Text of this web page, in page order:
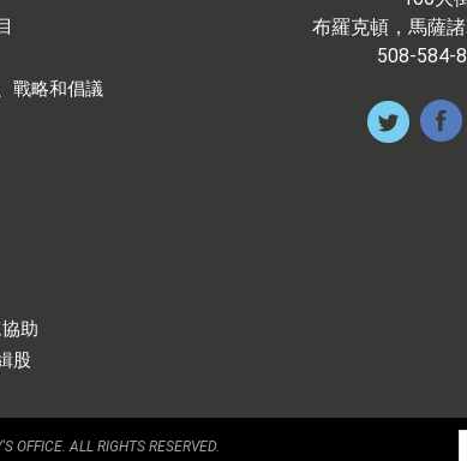
戰略和倡議
助
股
布羅克頓，馬薩
508-584-
OFFICE. ALL RIGHTS RESERVED.